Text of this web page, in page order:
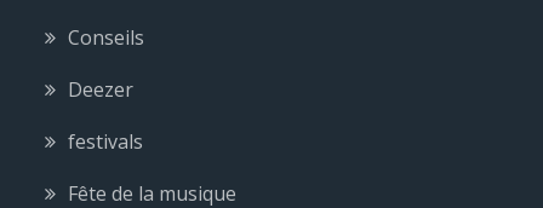
Conseils
Deezer
festivals
Fête de la musique